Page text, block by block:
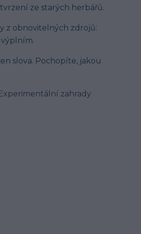
ze starých herbářů.
z obnovitelných zdrojů:
slova. Pochopíte, jakou
Experimentální zahrady